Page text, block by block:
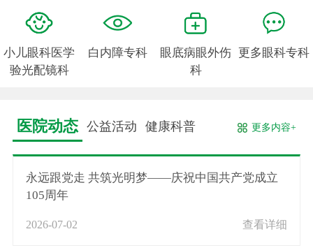
小儿眼科医学
验光配镜科
白内障专科
眼底病眼外伤
科
更多眼科专科
医院动态 公益活动 健康科普 更多内容+
永远跟党走 共筑光明梦——庆祝中国共产党成立
105周年
2026-07-02 查看详细